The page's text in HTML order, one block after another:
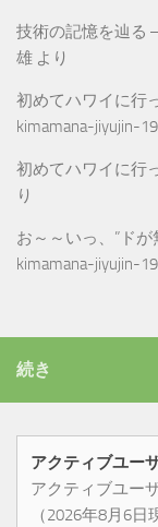
技術の記憶を辿る
雄 より
初めてハワイに行
kimamana-jiyujin-
初めてハワイに行
り
お～～いっ、”ドが
kimamana-jiyujin-
続き
アクティブユー
アクティブユー
（2026年8月6日